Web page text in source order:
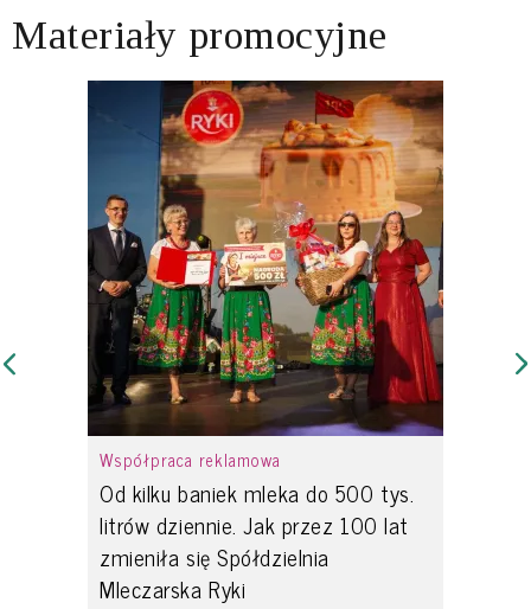
Materiały promocyjne
Współpraca reklamowa
Od kilku baniek mleka do 500 tys.
litrów dziennie. Jak przez 100 lat
zmieniła się Spółdzielnia
Mleczarska Ryki